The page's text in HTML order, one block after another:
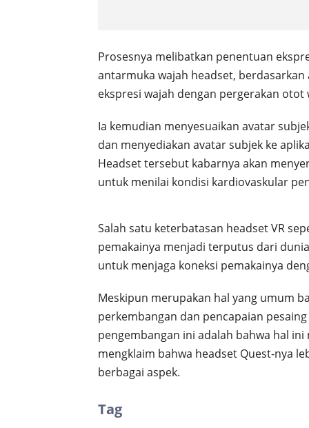
Prosesnya melibatkan penentuan
antarmuka wajah headset,
ekspresi wajah dengan pergerakan otot
Ia kemudian menyesuaikan avatar
dan menyediakan avatar subjek ke
Headset tersebut kabarnya akan
untuk menilai kondisi kardiovaskular
Salah satu keterbatasan headset VR
pemakainya menjadi terputus dari
untuk menjaga koneksi pemakainya
Meskipun merupakan hal yang umum
perkembangan dan pencapaian
pengembangan ini adalah bahwa hal
mengklaim bahwa headset Quest-nya
berbagai aspek.
Tag